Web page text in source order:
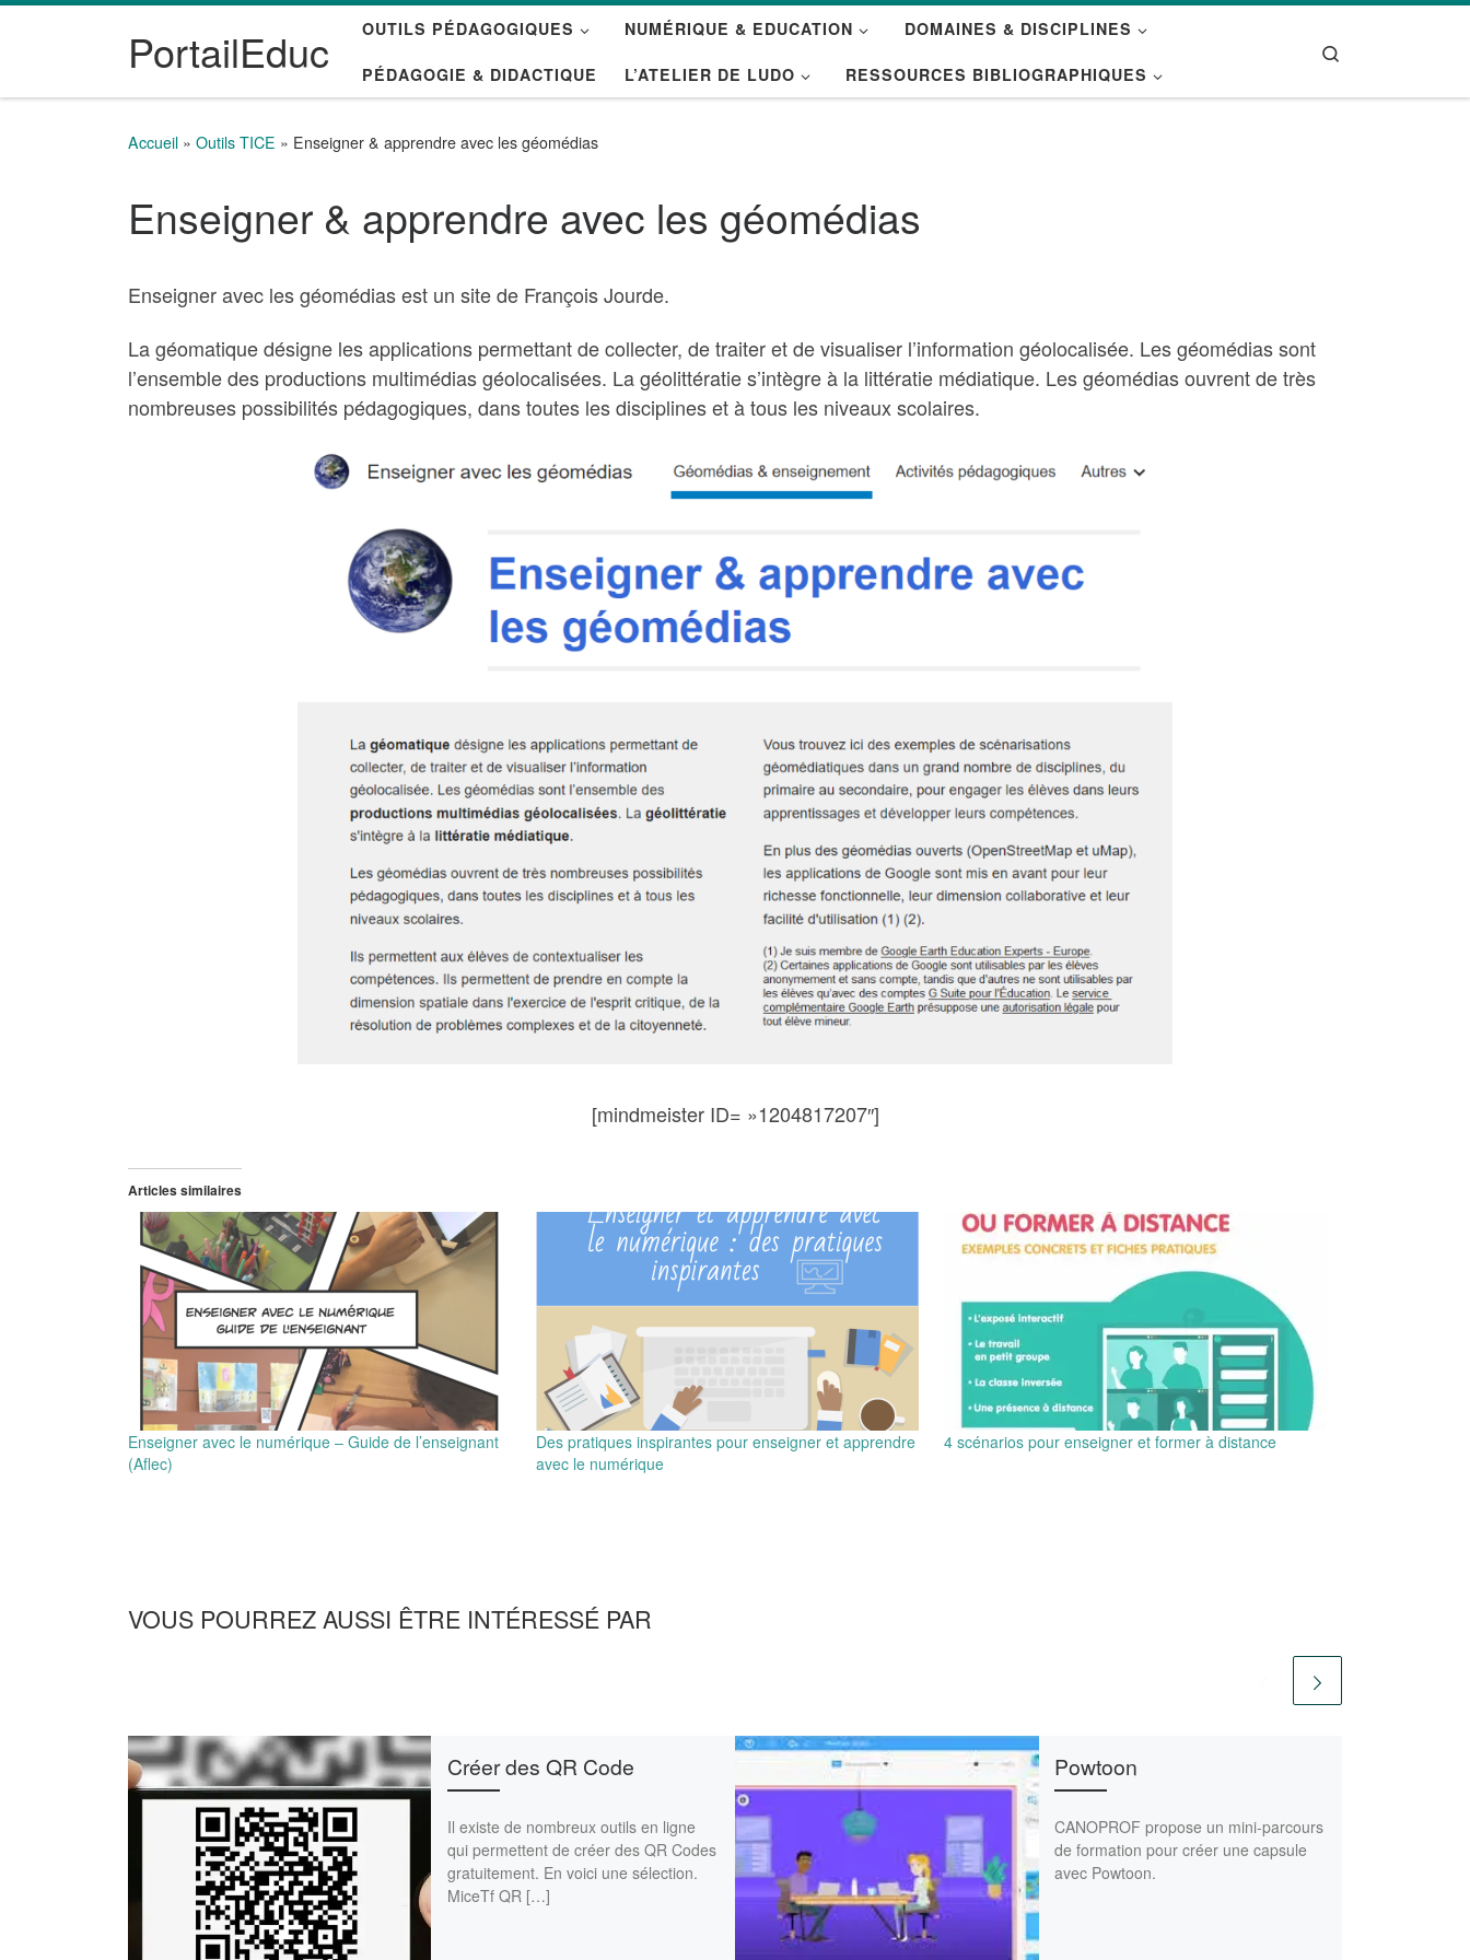
PortailEduc OUTILS PÉDAGOGIQUES NUMÉRIQUE & EDUCATION DOMAINES & DISCIPLINES
PÉDAGOGIE & DIDACTIQUE L’ATELIER DE LUDO RESSOURCES BIBLIOGRAPHIQUES
Accueil » Outils TICE » Enseigner & apprendre avec les géomédias
Enseigner & apprendre avec les géomédias
Enseigner avec les géomédias est un site de François Jourde.
La géomatique désigne les applications permettant de collecter, de traiter et de visualiser l’information géolocalisée. Les géomédias sont
l’ensemble des productions multimédias géolocalisées. La géolittératie s’intègre à la littératie médiatique. Les géomédias ouvrent de très
nombreuses possibilités pédagogiques, dans toutes les disciplines et à tous les niveaux scolaires.
[mindmeister ID= »1204817207″]
Articles similaires
Enseigner avec le numérique – Guide de l’enseignant
(Aflec)
Des pratiques inspirantes pour enseigner et apprendre
avec le numérique
4 scénarios pour enseigner et former à distance
VOUS POURREZ AUSSI ÊTRE INTÉRESSÉ PAR
Créer des QR Code
Il existe de nombreux outils en ligne
qui permettent de créer des QR Codes
gratuitement. En voici une sélection.
MiceTf QR […]
Powtoon
CANOPROF propose un mini-parcours
de formation pour créer une capsule
avec Powtoon.